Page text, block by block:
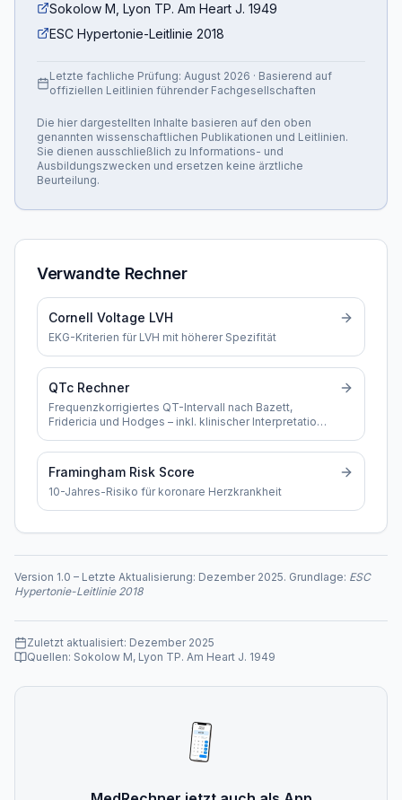
Sokolow M, Lyon TP. Am Heart J. 1949
ESC Hypertonie-Leitlinie 2018
Letzte fachliche Prüfung: August 2026 · Basierend auf
offiziellen Leitlinien führender Fachgesellschaften
Die hier dargestellten Inhalte basieren auf den oben
genannten wissenschaftlichen Publikationen und Leitlinien.
Sie dienen ausschließlich zu Informations- und
Ausbildungszwecken und ersetzen keine ärztliche
Beurteilung.
Verwandte Rechner
Cornell Voltage LVH
EKG-Kriterien für LVH mit höherer Spezifität
QTc Rechner
Frequenzkorrigiertes QT-Intervall nach Bazett,
Fridericia und Hodges – inkl. klinischer Interpretation,
Framingham Risk Score
10-Jahres-Risiko für koronare Herzkrankheit
Version 1.0 – Letzte Aktualisierung: Dezember 2025. Grundlage: ESC
Hypertonie-Leitlinie 2018
Zuletzt aktualisiert: Dezember 2025
Quellen: Sokolow M, Lyon TP. Am Heart J. 1949